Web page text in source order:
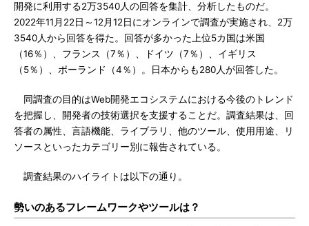
開発に利用する2万3540人の回答を集計、分析したものだ。
2022年11月22日～12月12日にオンラインで調査が実施され、2万
3540人から回答を得た。回答が多かった上位5カ国は米国
（16％）、フランス（7％）、ドイツ（7％）、イギリス
（5％）、ポーランド（4％）。日本からも280人が回答した。
同調査の目的はWeb開発エコシステムにおける今後のトレンド
を把握し、開発者の技術選択を支援することだ。調査結果は、回
答者の属性、言語機能、ライブラリ、他のツール、使用用途、リ
ソースといったカテゴリー別に報告されている。
調査結果のハイライトは以下の通り。
勢いのあるフレームワークやツールは？